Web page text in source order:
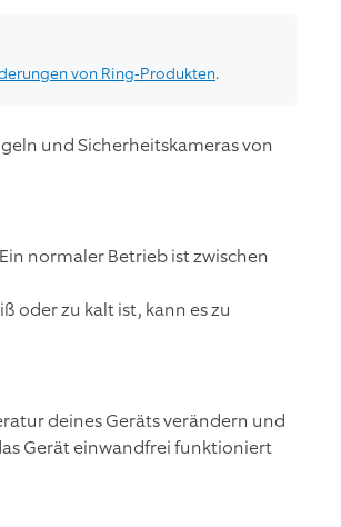
von Ring-Produkten.
und Sicherheitskameras von
normaler Betrieb ist zwischen
oder zu kalt ist, kann es zu
deines Geräts verändern und
Gerät einwandfrei funktioniert